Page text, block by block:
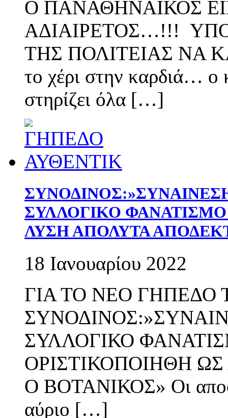
Ο ΠΑΝΑΘΗΝΑΪΚΟΣ
ΑΔΙΑΙΡΕΤΟΣ…!!!
ΤΗΣ ΠΟΛΙΤΕΙΑΣ ΝΑ
το χέρι στην καρδιά…
στηρίζει όλα […]
ΣΥΛΛΟΓΙΚΟ
ΛΥΣΗ ΑΠΟΛΥΤΑ
18 Ιανουαρίου 2022
ΓΙΑ ΤΟ ΝΕΟ
ΣΥΛΛΟΓΙΚΟ
ΟΡΙΣΤΙΚΟΠΟΙΗΘΗ
Ο ΒΟΤΑΝΙΚΟΣ» Οι
αύριο […]